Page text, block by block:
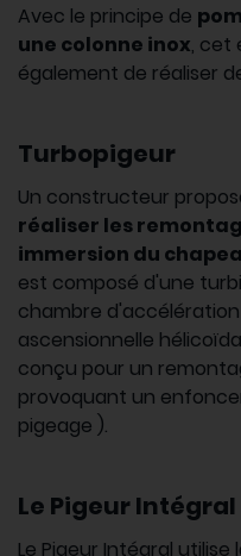
Avec le principe de
une colonne inox, cet
également de réaliser
Turbopigeur
Un constructeur
réaliser les
immersion du
est composé d'une
chambre
ascensionnelle
conçu pour un
provoquant un
pigeage ).
Le Pigeur Intégral
Le Pigeur Intégral